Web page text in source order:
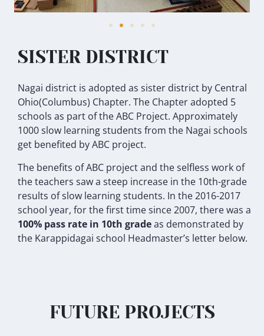
SISTER DISTRICT
Nagai district is adopted as sister district by Central
Ohio(Columbus) Chapter. The Chapter adopted 5
schools as part of the ABC Project. Approximately
1000 slow learning students from the Nagai schools
get benefited by ABC project.
The benefits of ABC project and the selfless work of
the teachers saw a steep increase in the 10th-grade
results of slow learning students. In the 2016-2017
school year, for the first time since 2007, there was a
100% pass rate in 10th gradeas demonstrated by
the Karappidagai school Headmaster’s letter below.
FUTURE PROJECTS